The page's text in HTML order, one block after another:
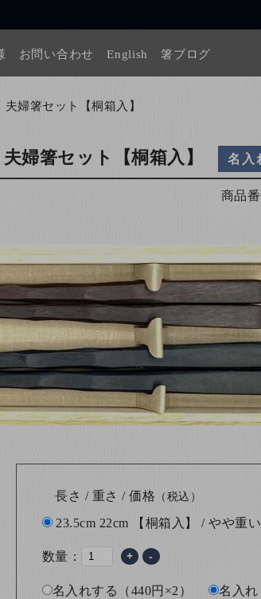
お問い合わせ English 箸ブログ
婦箸セット【桐箱入】
箸セット【桐箱入】 名入
商品
長さ / 重さ / 価格 （税込）
23.5cm 22cm 【桐箱入】 / やや重
数量： + -
名入れする（440円×2） 名入れ